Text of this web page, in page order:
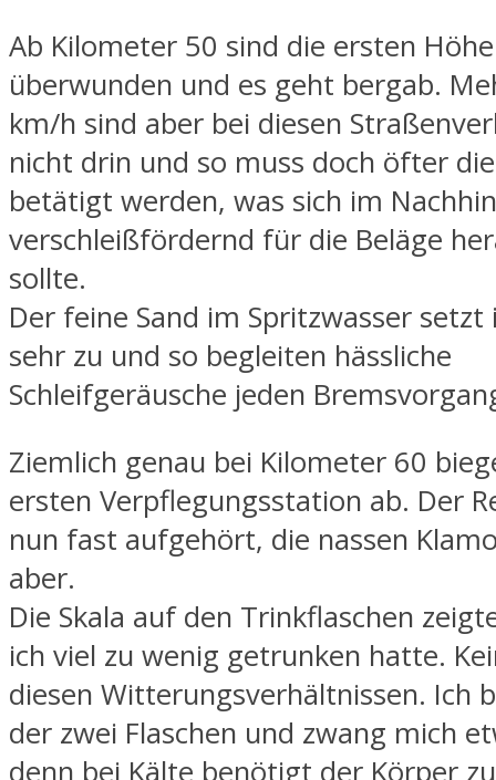
Ab Kilometer 50 sind die ersten
überwunden und es geht bergab.
km/h sind aber bei diesen
nicht drin und so muss doch öfter
betätigt werden, was sich im
verschleißfördernd für die Beläge
sollte.
Der feine Sand im Spritzwasser setzt
sehr zu und so begleiten hässliche
Schleifgeräusche jeden
Ziemlich genau bei Kilometer 60
ersten Verpflegungsstation ab. Der
nun fast aufgehört, die nassen
aber.
Die Skala auf den Trinkflaschen
ich viel zu wenig getrunken hatte.
diesen Witterungsverhältnissen. Ich
der zwei Flaschen und zwang mich
denn bei Kälte benötigt der Körper